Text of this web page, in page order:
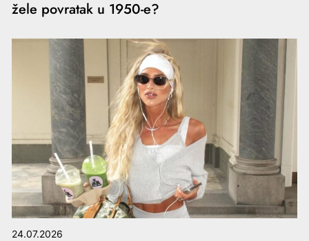
žele povratak u 1950-e?
24.07.2026